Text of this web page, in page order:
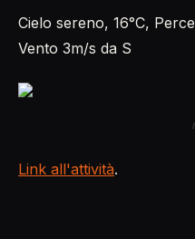
Cielo sereno, 16°C,
Vento 3m/s da S
Link all'attività.